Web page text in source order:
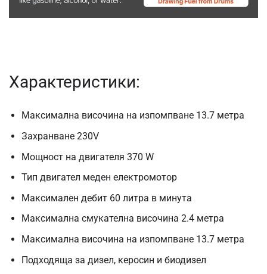
Характеристики:
Максимална височина на изпомпване 13.7 метра
Захранване 230V
Мощност на двигателя 370 W
Тип двигател меден електромотор
Максимален дебит 60 литра в минута
Максимална смукателна височина 2.4 метра
Максимална височина на изпомпване 13.7 метра
Подходяща за дизел, керосин и биодизел